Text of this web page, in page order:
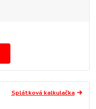
Splátková kalkulačka